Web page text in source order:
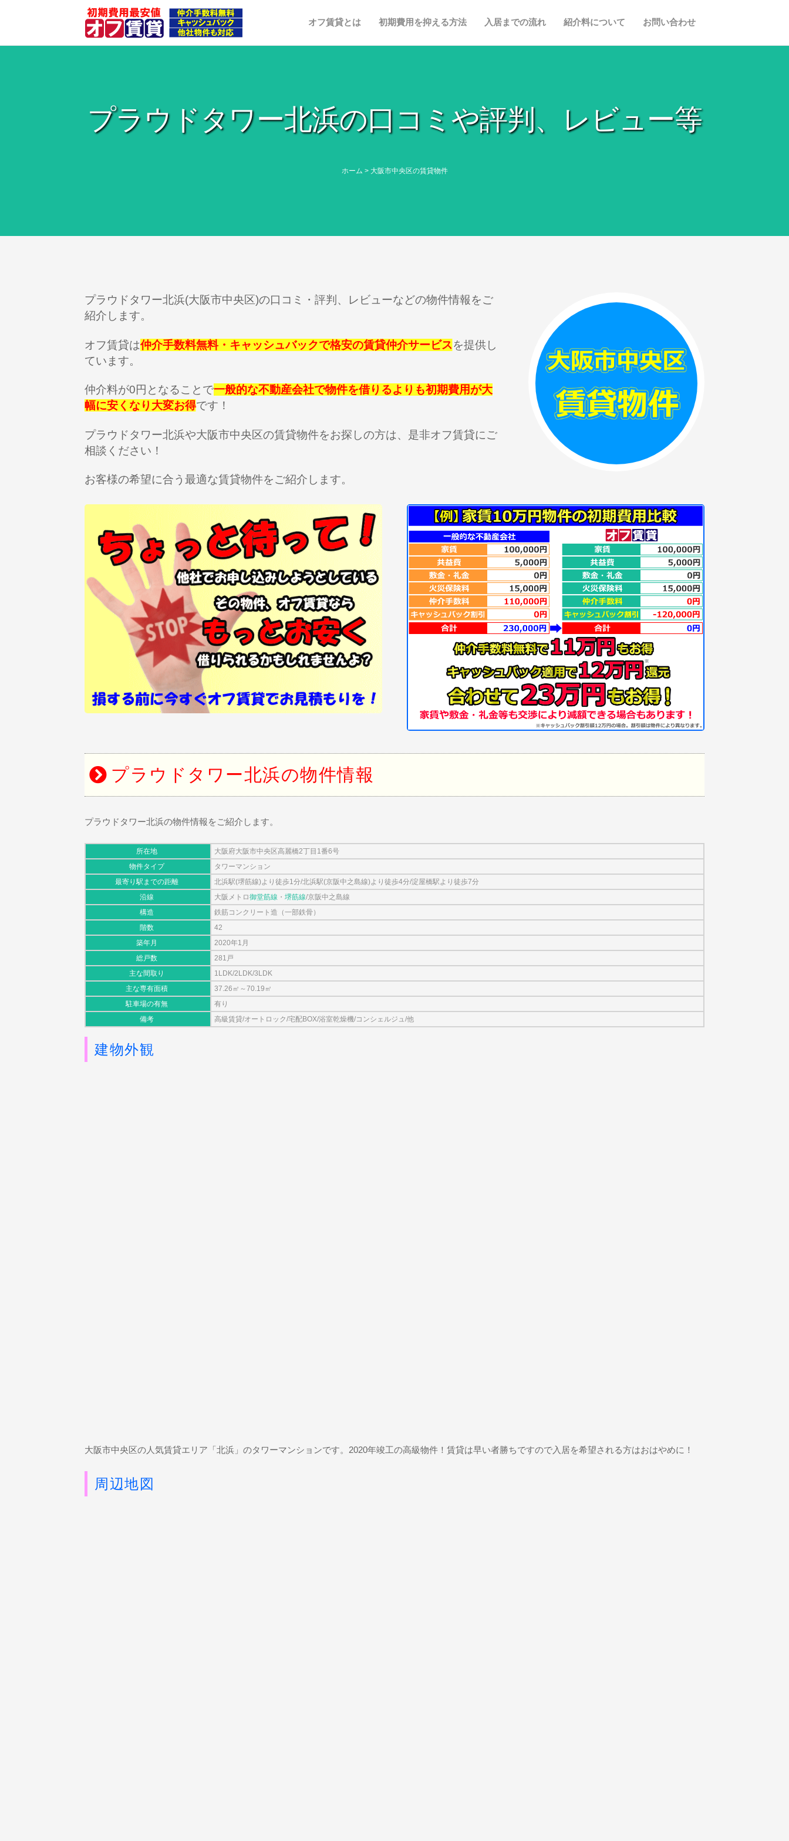
お問い合わせ
紹介料について
入居までの流れ
初期費用を抑える方法
オフ賃貸とは
プラウドタワー北浜の口コミや評判、レビュー等
ホーム > 大阪市中央区の賃貸物件
プラウドタワー北浜(大阪市中央区)の口コミ・評判、レビューなどの物件情報をご
紹介します。
オフ賃貸は仲介手数料無料・キャッシュバックで格安の賃貸仲介サービスを提供し
ています。
仲介料が0円となることで一般的な不動産会社で物件を借りるよりも初期費用が大
幅に安くなり大変お得です！
プラウドタワー北浜や大阪市中央区の賃貸物件をお探しの方は、 是非オフ賃貸にご
相談ください！
お客様の希望に合う最適な賃貸物件をご紹介します。
プラウドタワー北浜の物件情報
プラウドタワー北浜の物件情報をご紹介します。
所在地
大阪府大阪市中央区高麗橋2丁目1番6号
物件タイプ
タワーマンション
最寄り駅までの距離
北浜駅(堺筋線)より徒歩1分/北浜駅(京阪中之島線)より徒歩4分/淀屋橋駅より徒歩7分
沿線
大阪メトロ御堂筋線 ・ 堺筋線/京阪中之島線
構造
鉄筋コンクリート造（一部鉄骨）
階数
42
築年月
2020年1月
総戸数
281戸
主な間取り
1LDK/2LDK/3LDK
主な専有面積
37.26㎡～70.19㎡
駐車場の有無
有り
備考
高級賃貸/オートロック/宅配BOX/浴室乾燥機/コンシェルジュ/他
建物外観
大阪市中央区の人気賃貸エリア「北浜」のタワーマンションです。2020年竣工の高級物件！賃貸は早い者勝ちですので入居を希望される方はおはやめに！
周辺地図